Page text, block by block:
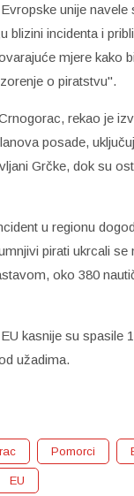
unije navele
blizini incidenta i
mjere kako
o piratstvu".
rekao je
posade,
Grčke, dok su
u regionu
pirati ukrcali se
oko 380
kasnije su spasile
užadima.
Pomorci
EU